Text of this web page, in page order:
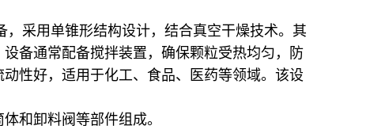
，采用单锥形结构设计，结合真空干燥技术。其
备通常配备搅拌装置，确保颗粒受热均匀，防
性好，适用于化工、食品、医药等领域。该设
和卸料阀等部件组成。